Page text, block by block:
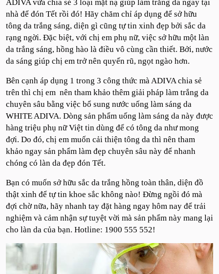
ADIVA vừa chia sẻ 3 loại mặt nạ giúp làm trắng da ngay tại
nhà để đón Tết rồi đó! Hãy chăm chỉ áp dụng để sở hữu
tông da trắng sáng, diện gì cũng tự tin xinh đẹp bởi sắc da
rạng ngời. Đặc biệt, với chị em phụ nữ, việc sở hữu một làn
da trắng sáng, hồng hào là điều vô cùng cần thiết. Bởi, nước
da sáng giúp chị em trở nên quyến rũ, ngọt ngào hơn.
Bên cạnh áp dụng 1 trong 3 công thức mà ADIVA chia sẻ
trên thì chị em nên tham khảo thêm giải pháp làm trắng da
chuyên sâu bằng việc bổ sung nước uống làm sáng da
WHITE ADIVA. Dòng sản phẩm uống làm sáng da này được
hàng triệu phụ nữ Việt tin dùng để có tông da như mong
đợi. Do đó, chị em muốn cải thiện tông da thì nên tham
khảo ngay sản phẩm làm đẹp chuyên sâu này để nhanh
chóng có làn da đẹp đón Tết.
Bạn có muốn sở hữu sắc da trắng hồng toàn thân, diện đồ
thật xinh để tự tin khoe sắc không nào! Đừng ngồi đó mà
đợi chờ nữa, hãy nhanh tay đặt hàng ngay hôm nay để trải
nghiệm và cảm nhận sự tuyệt vời mà sản phẩm này mang lại
cho làn da của bạn. Hotline: 1900 555 552!